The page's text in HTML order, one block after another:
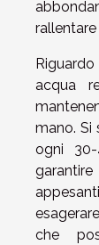
rallentare
acqua
mano. Si
ogni
che